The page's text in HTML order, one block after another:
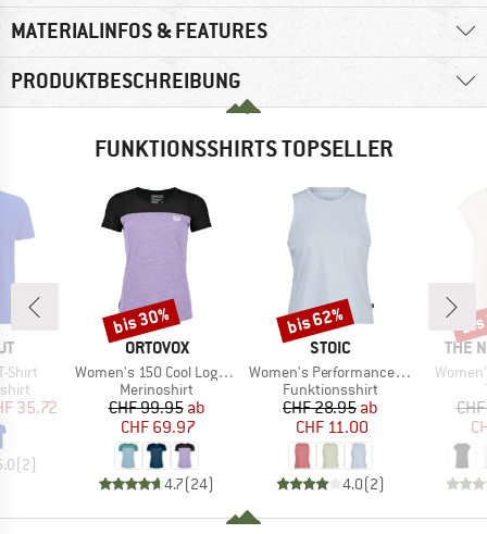
MATERIALINFOS & FEATURES
PRODUKTBESCHREIBUNG
FUNKTIONSSHIRTS TOPSELLER
Shirt
Preis
35.72
(2)
MARKE
ORTOVOX
Artikel
Women's 150 Cool Logo T-Shirt
Produktgruppe
Merinoshirt
Preis
CHF 99.95reduzierter Preis
ab
CHF 69.97
4.7(24)
Rabatt
bis 30%
MARKE
STOIC
Artikel
Women's PerformanceMerino BorgholmSt. Tank
Produktgruppe
Funktionsshirt
Preis
CHF 28.95reduzierter Preis
ab
CHF 11.00
4.0(2)
Rabatt
bis 62%
THE
Artikel